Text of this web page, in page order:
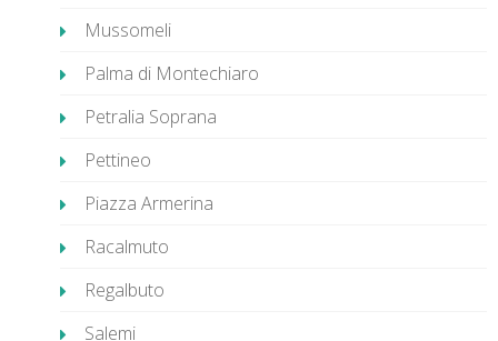
Mussomeli
Palma di Montechiaro
Petralia Soprana
Pettineo
Piazza Armerina
Racalmuto
Regalbuto
Salemi